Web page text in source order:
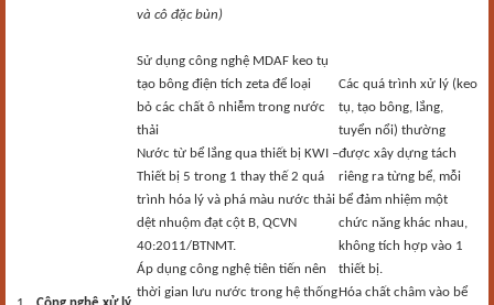
và cô đặc bùn)
Sử dụng công nghệ MDAF keo tụ
tạo bông điện tích zeta để loại
bỏ các chất ô nhiễm trong nước
thải
Nước từ bể lắng qua thiết bị KWI –
Thiết bị 5 trong 1 thay thế 2 quá
trình hóa lý và phá màu nước thải
dệt nhuộm đạt cột B, QCVN
40:2011/BTNMT.
Áp dụng công nghệ tiên tiến nên
thời gian lưu nước trong hệ thống
Các quá trình xử lý (keo
tụ, tạo bông, lắng,
tuyển nổi) thường
được xây dựng tách
riêng ra từng bể, mỗi
bể đảm nhiệm một
chức năng khác nhau,
không tích hợp vào 1
thiết bị.
Hóa chất châm vào bể